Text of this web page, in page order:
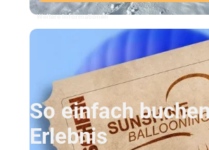
Weitere Informationen
So einfach
Erlebnis